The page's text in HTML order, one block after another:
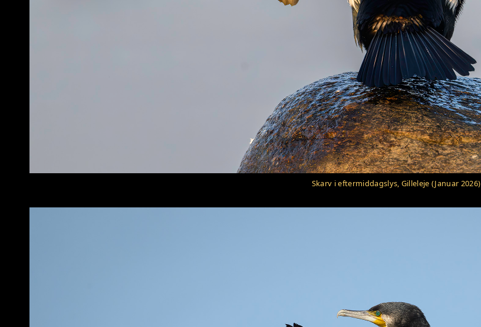
Skarv i eftermiddagslys, Gilleleje (Januar 2026)